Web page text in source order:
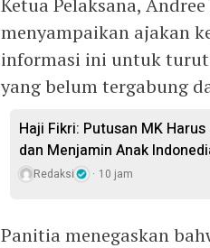
menyampaikan ajakan
informasi ini untuk turut
yang belum tergabung
Haji Fikri: Putusan MK
dan Menjamin Anak
Redaksi 10 jam
Panitia menegaskan